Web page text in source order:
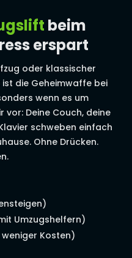
beim
erspart
oder klassischer
die Geheimwaffe bei
wenn es um
vor: Deine Couch, deine
schweben einfach
Ohne Drücken.
Umzugshelfern)
Kosten)